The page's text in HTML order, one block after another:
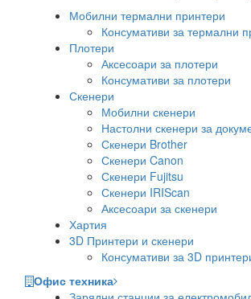
Мобилни термални принтери
Консумативи за термални
Плотери
Аксесоари за плотери
Консумативи за плотери
Скенери
Мобилни скенери
Настолни скенери за
Скенери Brother
Скенери Canon
Скенери Fujitsu
Скенери IRIScan
Аксесоари за скенери
Хартия
3D Принтери и скенери
Консумативи за 3D
Офис техника